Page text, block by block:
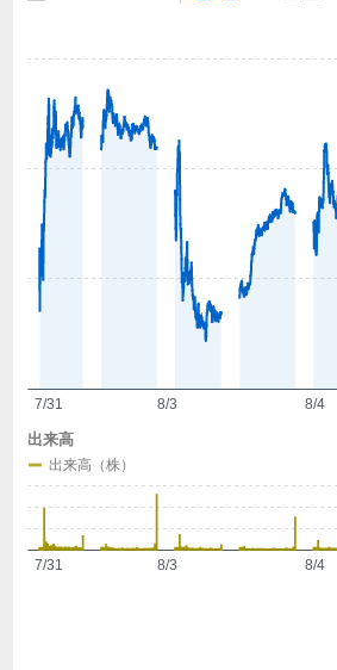
指
設
7/31 8/3 8/4
7/31 8/3 8/4
出来高
出来高（株）